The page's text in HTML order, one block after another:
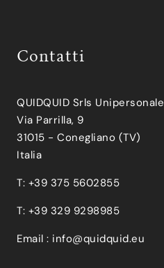
Contatti
QUIDQUID Srls Unipersonale
Via Parrilla, 9
31015 - Conegliano (TV)
Italia
T: +39 375 5602855
T: +39 329 9298985
Email : info@quidquid.eu